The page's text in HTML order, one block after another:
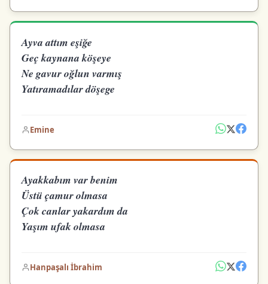
Ayva attım eşiğe
Geç kaynana köşeye
Ne gavur oğlun varmış
Yatıramadılar döşege
Emine
Ayakkabım var benim
Üstü çamur olmasa
Çok canlar yakardım da
Yaşım ufak olmasa
Hanpaşalı İbrahim